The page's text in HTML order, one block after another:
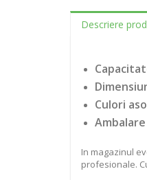
Descriere
Culori
In magazinul
profesionale.